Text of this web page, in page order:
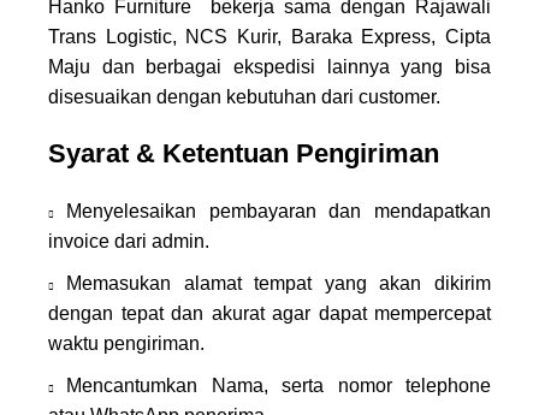
Hanko Furniture bekerja sama dengan Rajawali
Trans Logistic, NCS Kurir, Baraka Express, Cipta
Maju dan berbagai ekspedisi lainnya yang bisa
disesuaikan dengan kebutuhan dari customer.
Syarat & Ketentuan Pengiriman
Menyelesaikan pembayaran dan mendapatkan
invoice dari admin.
Memasukan alamat tempat yang akan dikirim
dengan tepat dan akurat agar dapat mempercepat
waktu pengiriman.
Mencantumkan Nama, serta nomor telephone